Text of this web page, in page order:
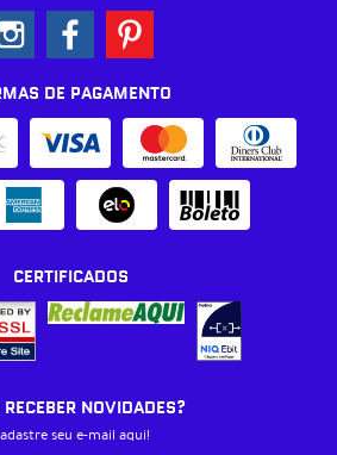
DE PAGAMENTO
CERTIFICADOS
RECEBER NOVIDADES?
seu e-mail aqui!